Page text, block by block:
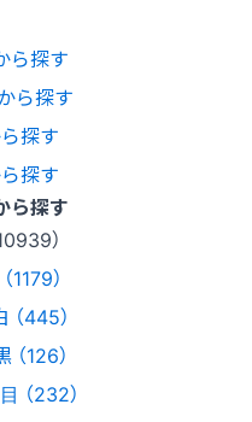
ら探す
ら探す
探す
探す
ら探す
）
）
445）
126）
（232）